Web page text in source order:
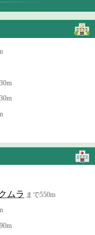
ムラ まで550m